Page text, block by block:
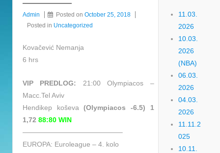
Admin Posted on October 25, 2018
Posted in Uncategorized
Kovačević Nemanja
6 hrs
VIP PREDLOG: 21:00 Olympiacos –
Macc.Tel Aviv
Hendikep koševa (Olympiacos -6.5) 1
1,72 88:80 WIN
——————————————–
EUROPA: Euroleague – 4. kolo
11.03.
2026
10.03.
2026
(NBA)
06.03.
2026
04.03.
2026
11.11.2
025
10.11.